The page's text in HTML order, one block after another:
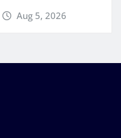
Aug 5, 2026